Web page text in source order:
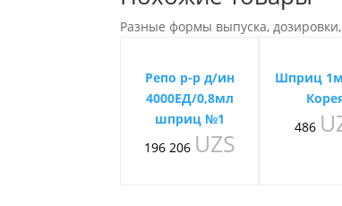
Разные формы выпуска,
Репо р-р д/ин
4000ЕД/0,8мл
шприц №1
196 206 UZS
Шприц
486